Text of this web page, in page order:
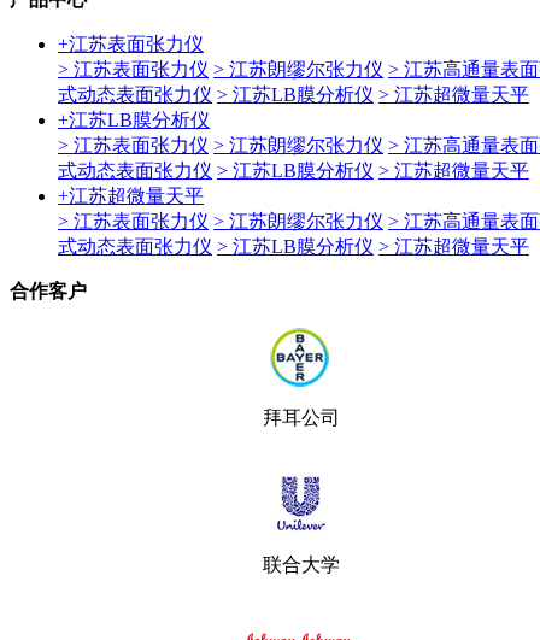
+江苏表面张力仪
> 江苏表面张力仪 > 江苏朗缪尔张力仪 > 江苏高通量表
式动态表面张力仪 > 江苏LB膜分析仪 > 江苏超微量天平
+江苏LB膜分析仪
> 江苏表面张力仪 > 江苏朗缪尔张力仪 > 江苏高通量表
式动态表面张力仪 > 江苏LB膜分析仪 > 江苏超微量天平
+江苏超微量天平
> 江苏表面张力仪 > 江苏朗缪尔张力仪 > 江苏高通量表
式动态表面张力仪 > 江苏LB膜分析仪 > 江苏超微量天平
合作客户
拜耳公司
联合大学